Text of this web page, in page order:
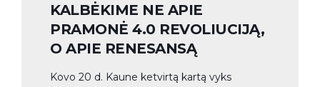
KALBĖKIME NE APIE
PRAMONĖ 4.0 REVOLIUCIJĄ,
O APIE RENESANSĄ
Kovo 20 d. Kaune ketvirtą kartą vyks